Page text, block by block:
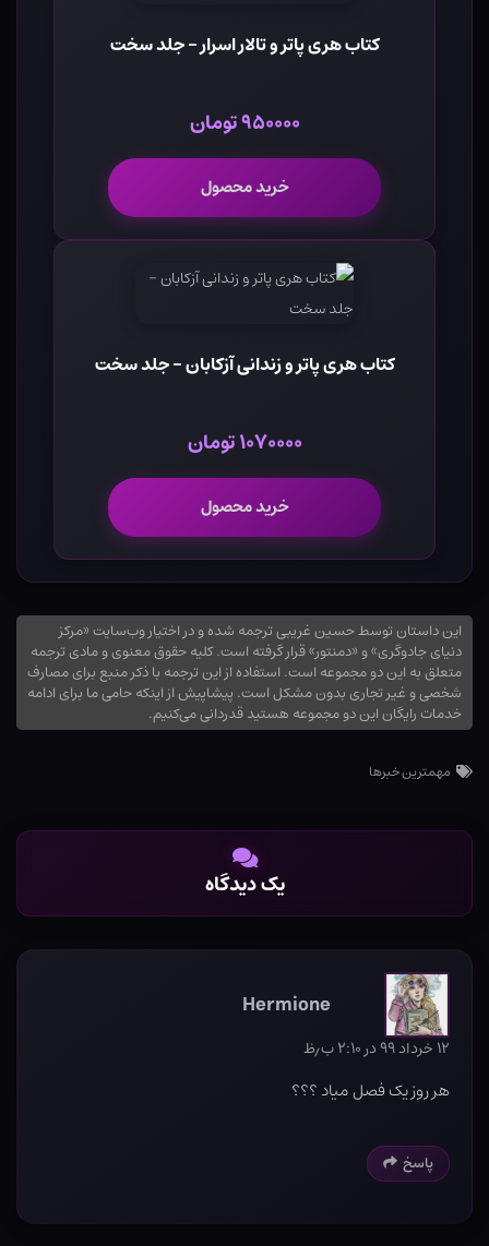
کتاب هری پاتر و تالار اسرار - جلد سخت
۹۵۰۰۰۰ تومان
خرید محصول
کتاب هری پاتر و زندانی آزکابان - جلد سخت
۱۰۷۰۰۰۰ تومان
خرید محصول
این داستان توسط حسین غریبی ترجمه شده و در اختیار وب‌سایت «مرکز
دنیای جادوگری» و «دمنتور» قرار گرفته است. کلیه حقوق معنوی و مادی ترجمه
متعلق به این دو مجموعه است. استفاده از این ترجمه با ذکر منبع برای مصارف
شخصی و غیر تجاری بدون مشکل است. پیشاپیش از اینکه حامی ما برای ادامه
خدمات رایگان این دو مجموعه هستید قدردانی می‌کنیم.
مهمترین خبرها
یک دیدگاه
Hermione
۱۲ خرداد ۹۹ در ۲:۱۰ ب٫ظ
هر روز یک فصل میاد ؟؟؟
پاسخ